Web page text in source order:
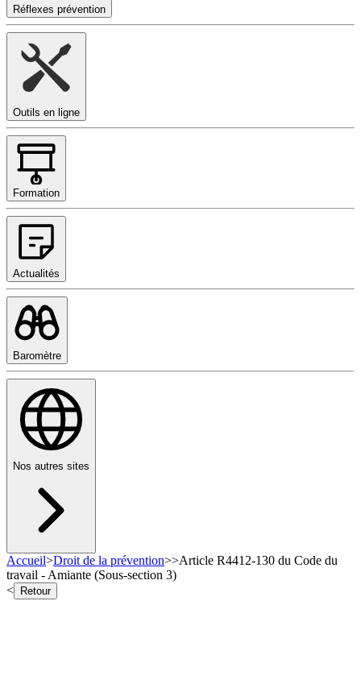
Réflexes prévention
Outils en ligne
Formation
Actualités
Baromètre
Nos autres sites
Accueil>Droit de la prévention>>Article R4412-130 du Code du
travail - Amiante (Sous-section 3)
<
Retour